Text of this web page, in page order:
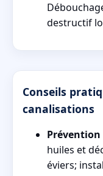
destructif
Conseils
canalisations
Prévention
huiles et
éviers;